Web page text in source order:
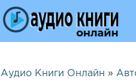
Аудио Книги Онлайн »